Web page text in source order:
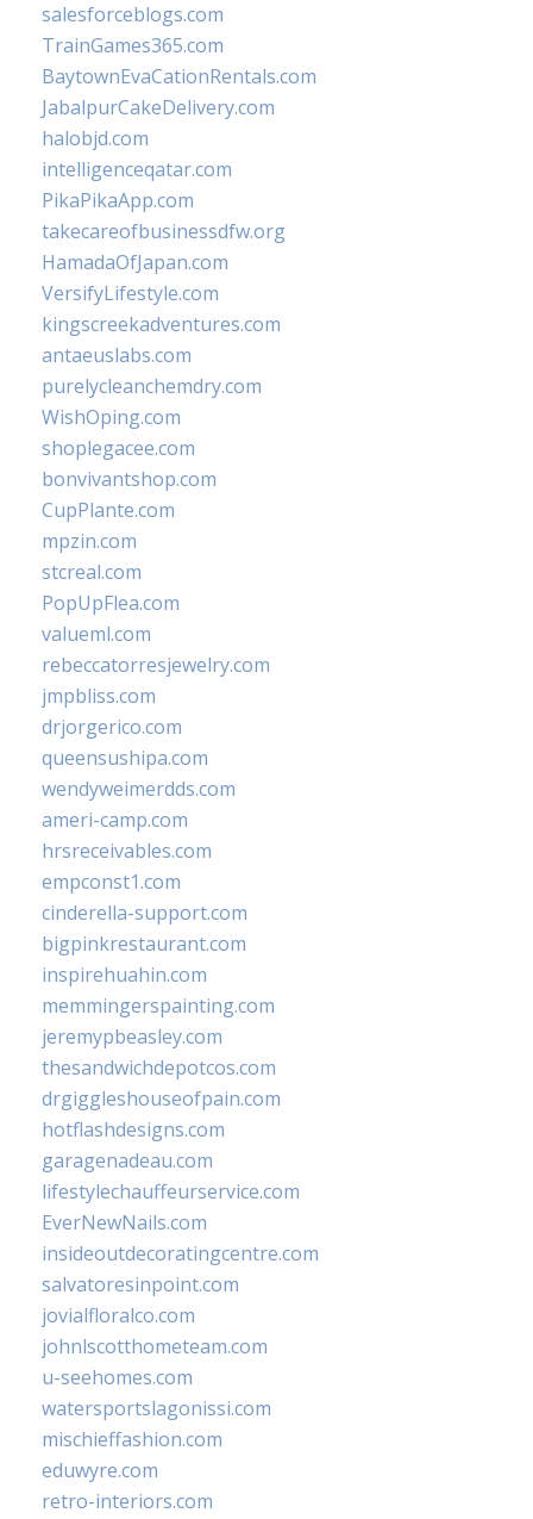
salesforceblogs.com
TrainGames365.com
BaytownEvaCationRentals.com
JabalpurCakeDelivery.com
halobjd.com
intelligenceqatar.com
PikaPikaApp.com
takecareofbusinessdfw.org
HamadaOfJapan.com
VersifyLifestyle.com
kingscreekadventures.com
antaeuslabs.com
purelycleanchemdry.com
WishOping.com
shoplegacee.com
bonvivantshop.com
CupPlante.com
mpzin.com
stcreal.com
PopUpFlea.com
valueml.com
rebeccatorresjewelry.com
jmpbliss.com
drjorgerico.com
queensushipa.com
wendyweimerdds.com
ameri-camp.com
hrsreceivables.com
empconst1.com
cinderella-support.com
bigpinkrestaurant.com
inspirehuahin.com
memmingerspainting.com
jeremypbeasley.com
thesandwichdepotcos.com
drgiggleshouseofpain.com
hotflashdesigns.com
garagenadeau.com
lifestylechauffeurservice.com
EverNewNails.com
insideoutdecoratingcentre.com
salvatoresinpoint.com
jovialfloralco.com
johnlscotthometeam.com
u-seehomes.com
watersportslagonissi.com
mischieffashion.com
eduwyre.com
retro-interiors.com